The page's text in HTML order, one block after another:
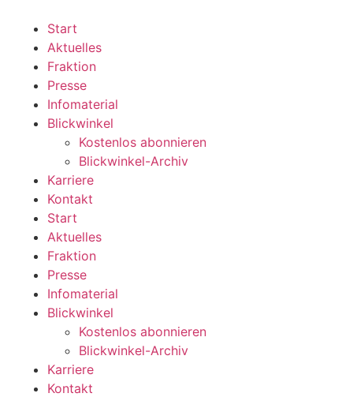
wechseln
Start
Aktuelles
Fraktion
Presse
Infomaterial
Blickwinkel
Kostenlos abonnieren
Blickwinkel-Archiv
Karriere
Kontakt
Start
Aktuelles
Fraktion
Presse
Infomaterial
Blickwinkel
Kostenlos abonnieren
Blickwinkel-Archiv
Karriere
Kontakt